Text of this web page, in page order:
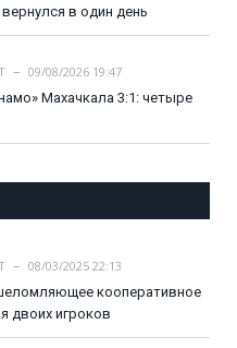
в один день
09/08/2026 19:47
Махачкала 3:1: четыре
08/03/2025 22:13
кооперативное
двоих игроков